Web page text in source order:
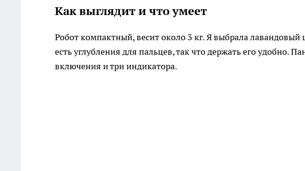
Как выглядит и что умеет
Робот компактный, весит около 3 кг. Я выбрала лавандовый
есть углубления для пальцев, так что держать его удобно.
включения и три индикатора.